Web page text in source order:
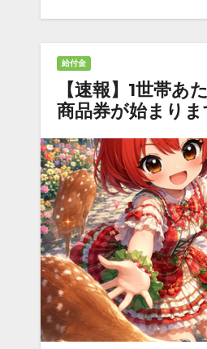
給付金
【速報】1世帯
商品券が始まりま